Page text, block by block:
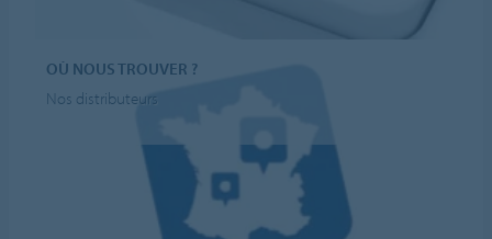
OÙ NOUS TROUVER ?
Nos distributeurs